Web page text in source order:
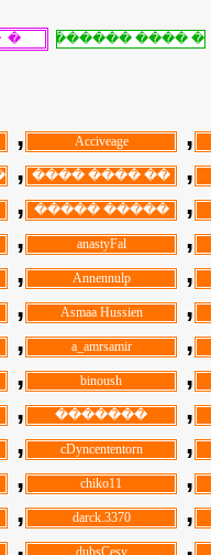
, ‏
, ‏
, ‏
, ‏
, ‏
, ‏
, ‏
, ‏
, ‏
, ‏
, ‏
, ‏
, ‏
, ‏
, ‏
, ‏
, ‏
, ‏
, ‏
, ‏
, ‏
, ‏
, ‏
, ‏
, ‏
, ‏